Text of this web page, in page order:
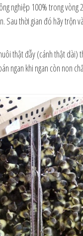
nghiệp 100% trong vòng
Sau thời gian đó hãy trộn
thật đẫy (cánh thật dài)
ngan khi ngan còn non